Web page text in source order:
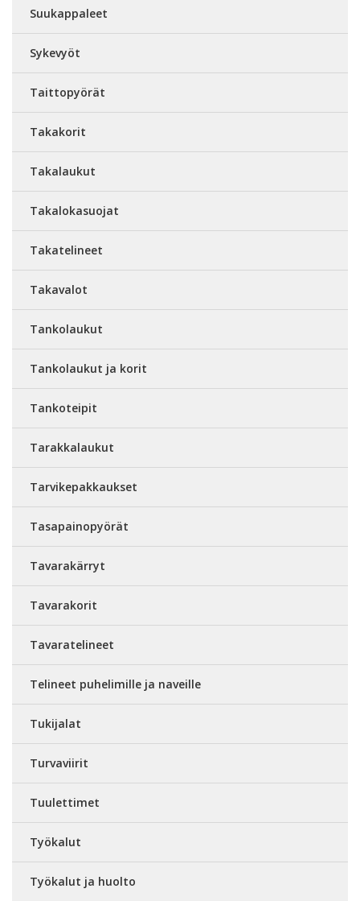
Suukappaleet
Sykevyöt
Taittopyörät
Takakorit
Takalaukut
Takalokasuojat
Takatelineet
Takavalot
Tankolaukut
Tankolaukut ja korit
Tankoteipit
Tarakkalaukut
Tarvikepakkaukset
Tasapainopyörät
Tavarakärryt
Tavarakorit
Tavaratelineet
Telineet puhelimille ja naveille
Tukijalat
Turvaviirit
Tuulettimet
Työkalut
Työkalut ja huolto